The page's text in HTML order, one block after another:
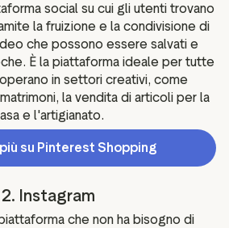
social su cui gli utenti trovano
la fruizione e la condivisione di
che possono essere salvati e
È la piattaforma ideale per tutte
in settori creativi, come
la vendita di articoli per la
e l'artigianato.
su Pinterest Shopping
2. Instagram
che non ha bisogno di